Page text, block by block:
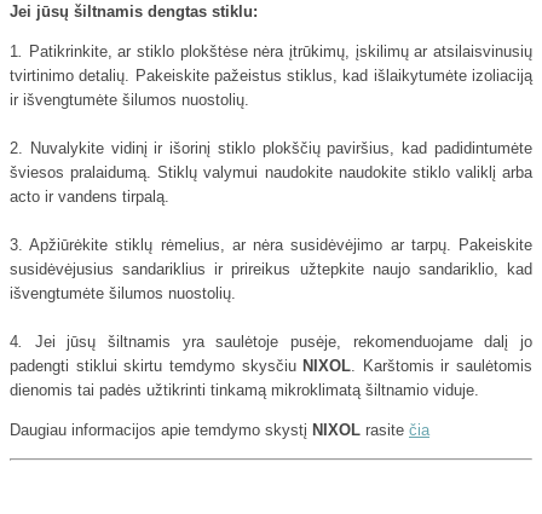
Jei jūsų šiltnamis dengtas stiklu:
1
Patikrinkite, ar stiklo plokštėse nėra įtrūkimų, įskilimų ar atsilaisvinusių
tvirtinimo detalių. Pakeiskite pažeistus stiklus, kad išlaikytumėte izoliaciją
ir išvengtumėte šilumos nuostolių.
2. Nuvalykite vidinį ir išorinį stiklo plokščių paviršius, kad padidintumėte
šviesos pralaidumą. Stiklų valymui naudokite naudokite stiklo valiklį arba
acto ir vandens tirpalą.
3. Apžiūrėkite stiklų rėmelius, ar nėra susidėvėjimo ar tarpų. Pakeiskite
susidėvėjusius sandariklius ir prireikus užtepkite naujo sandariklio, kad
išvengtumėte šilumos nuostolių.
4
Jei jūsų šiltnamis yra saulėtoje pusėje, rekomenduojame dalį jo
padengti stiklui skirtu temdymo skysčiu NIXOL . Karštomis ir saulėtomis
dienomis tai padės užtikrinti tinkamą mikroklimatą šiltnamio viduje.
Daugiau informacijos apie temdymo skystį NIXOL rasite čia